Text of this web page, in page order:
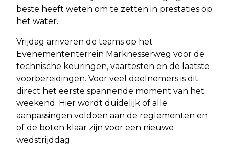
beste heeft weten om te zetten in prestaties op
het water.
Vrijdag arriveren de teams op het
Evenemententerrein Marknesserweg voor de
technische keuringen, vaartesten en de laatste
voorbereidingen. Voor veel deelnemers is dit
direct het eerste spannende moment van het
weekend. Hier wordt duidelijk of alle
aanpassingen voldoen aan de reglementen en
of de boten klaar zijn voor een nieuwe
wedstrijddag.